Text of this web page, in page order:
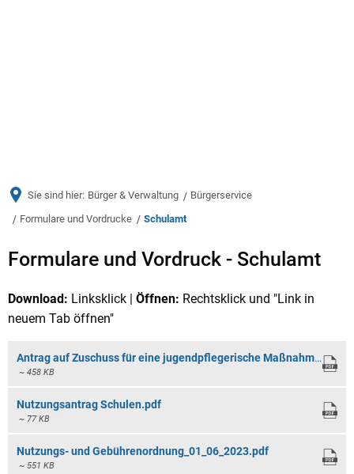
Sie sind hier: Bürger & Verwaltung
Bürgerservice
Formulare und Vordrucke
Schulamt
Schulamt
Formulare und Vordruck - Schulamt
Download: Linksklick | Öffnen: Rechtsklick und "Link in
neuem Tab öffnen"
Antrag auf Zuschuss für eine jugendpflegerische Maßnahme.pdf
~ 458 KB
Nutzungsantrag Schulen.pdf
~ 77 KB
Nutzungs- und Gebührenordnung_01_06_2023.pdf
~ 551 KB